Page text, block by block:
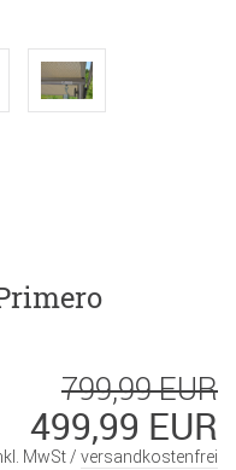
799,99 EUR
499,99 EUR
MwSt / versandkostenfrei